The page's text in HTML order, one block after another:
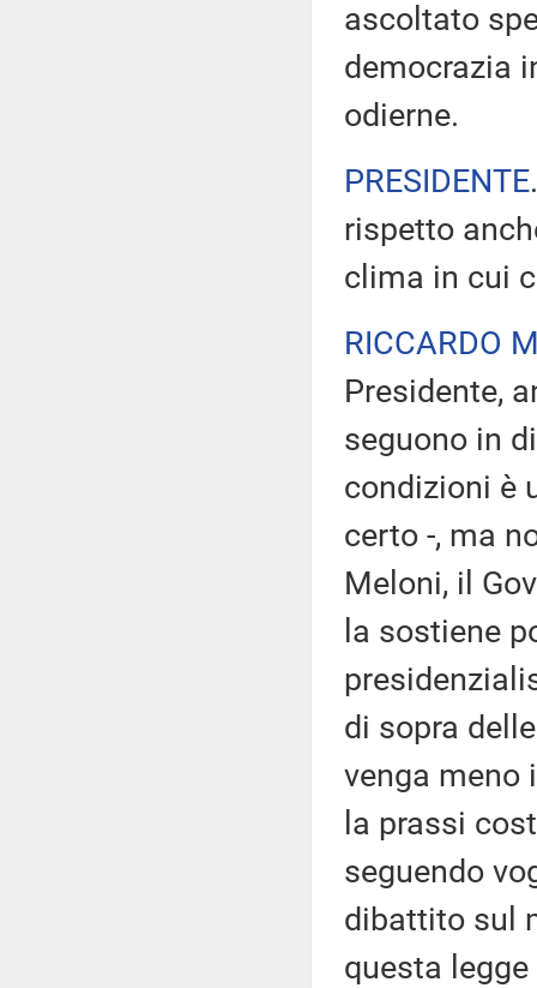
ascoltato
democrazia
odierne.
PRESIDENTE
rispetto
clima in cui
RICCARDO
Presidente,
seguono in
condizioni è
certo -, ma
Meloni, il
la sostiene
di sopra
venga meno
la prassi
seguendo
dibattito sul
questa